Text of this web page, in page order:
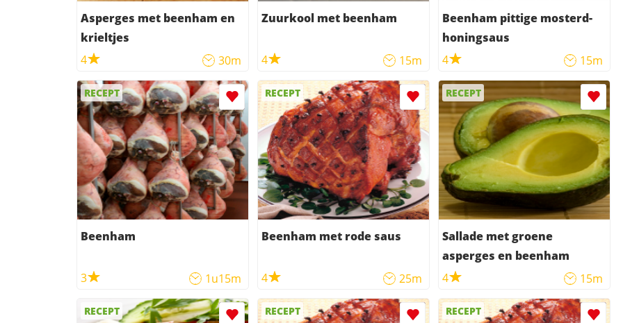
Asperges met beenham en
krieltjes
4
30m
Zuurkool met beenham
4 15m
Beenham pittige mosterd-
honingsaus
4
15m
RECEPT
Beenham
3 1u15m
RECEPT
Beenham met rode saus
4 25m
RECEPT
Sallade met groene
asperges en beenham
4
15m
RECEPT RECEPT RECEPT